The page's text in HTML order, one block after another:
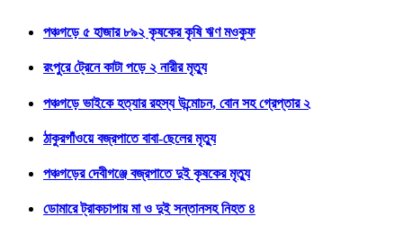
পঞ্চগড়ে ৫ হাজার ৮৯২ কৃষকের কৃষি ঋণ মওকুফ
রংপুরে ট্রেনে কাটা পড়ে ২ নারীর মৃত্যু
পঞ্চগড়ে ভাইকে হত্যার রহস্য উন্মোচন, বোন সহ গ্রেপ্তার ২
ঠাকুরগাঁওয়ে বজ্রপাতে বাবা-ছেলের মৃত্যু
পঞ্চগড়ের দেবীগঞ্জে বজ্রপাতে দুই কৃষকের মৃত্যু
ডোমারে ট্রাকচাপায় মা ও দুই সন্তানসহ নিহত ৪